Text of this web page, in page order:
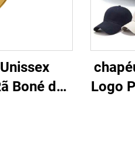
Boné de
Logo